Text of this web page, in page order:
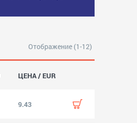
Отображение (1-12)
ЦЕНА / EUR
9.43